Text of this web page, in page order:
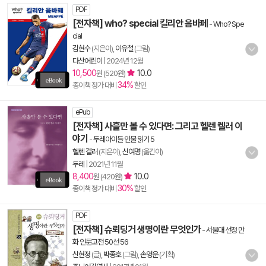
PDF
[전자책] who? special 킬리안 음바페 -Who? Spe
cial
김현수(지은이), 이유철 (그림)
다산어린이
2024년 12월
10,500원 (520원) 10.0
종이책 정가 대비 34%할인
ePub
[전자책] 사흘만 볼 수 있다면: 그리고 헬렌 켈러 이
야기 -두레아이들 인물 읽기 5
헬렌 켈러 (지은이), 신여명(옮긴이)
두레
2021년 11월
8,400원 (420원) 10.0
종이책 정가 대비 30%할인
PDF
[전자책] 슈뢰딩거 생명이란 무엇인가-서울대 선정 만
화 인문고전 50선 56
신현정 (글), 박종호(그림), 손영운(기획)